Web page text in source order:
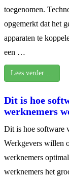
toegenomen.
opgemerkt dat het
apparaten te
een …
Lees verder …
Dit is hoe
werknemers
Dit is hoe software
Werkgevers willen
werknemers
werknemers het